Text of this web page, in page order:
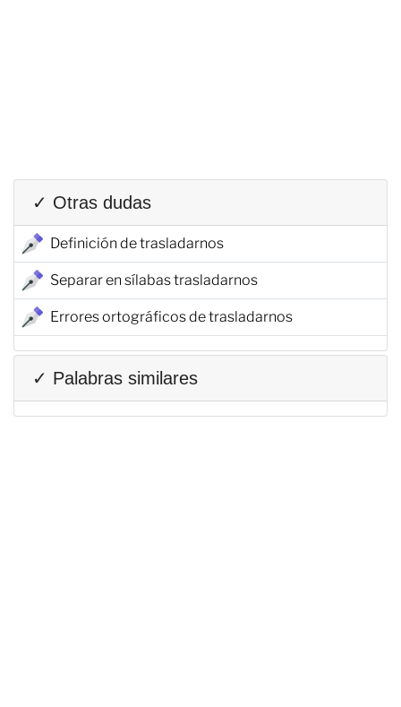
✓ Otras dudas
Definición de trasladarnos
Separar en sílabas trasladarnos
Errores ortográficos de trasladarnos
✓ Palabras similares